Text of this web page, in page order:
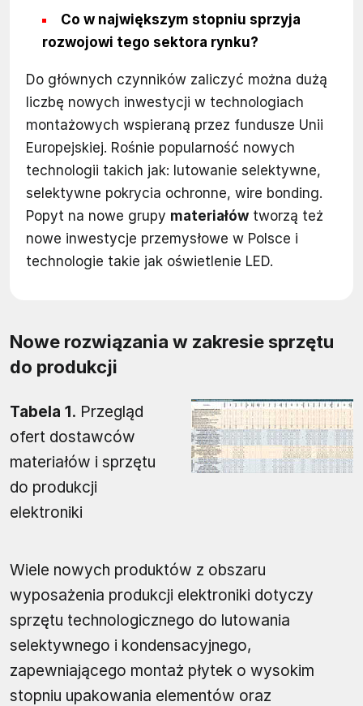
Co w największym stopniu sprzyja
rozwojowi tego sektora rynku?
Do głównych czynników zaliczyć można dużą
liczbę nowych inwestycji w technologiach
montażowych wspieraną przez fundusze Unii
Europejskiej. Rośnie popularność nowych
technologii takich jak: lutowanie selektywne,
selektywne pokrycia ochronne, wire bonding.
Popyt na nowe grupy materiałówtworzą też
nowe inwestycje przemysłowe w Polsce i
technologie takie jak oświetlenie LED.
Nowe rozwiązania w zakresie sprzętu
do produkcji
Tabela 1. Przegląd
ofert dostawców
materiałów i sprzętu
do produkcji
elektroniki
Wiele nowych produktów z obszaru
wyposażenia produkcji elektroniki dotyczy
sprzętu technologicznego do lutowania
selektywnego i kondensacyjnego,
zapewniającego montaż płytek o wysokim
stopniu upakowania elementów oraz